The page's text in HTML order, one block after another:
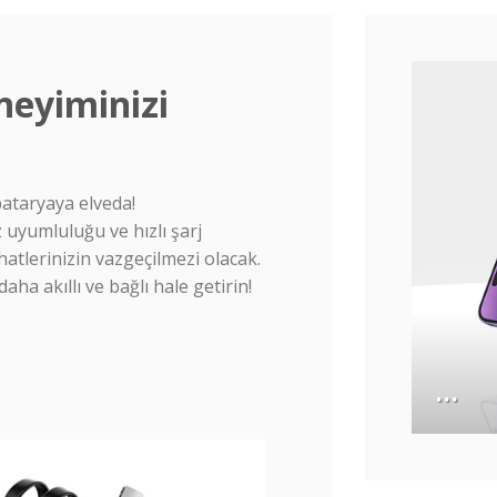
elveda!
ve hızlı şarj
vazgeçilmezi olacak.
akıllı ve bağlı hale getirin!
…